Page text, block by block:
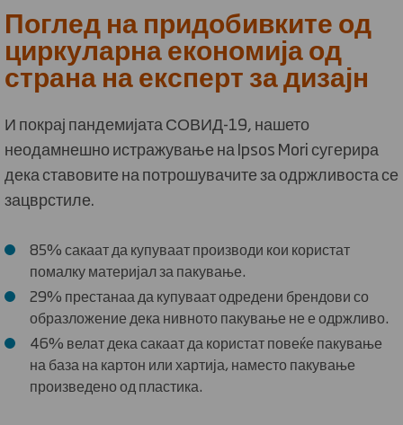
Поглед на придобивките од
циркуларна економија од
страна на експерт за дизајн
И покрај пандемијата СОВИД-19, нашето
неодамнешно истражување на Ipsos Mori сугерира
дека ставовите на потрошувачите за одржливоста се
зацврстиле.
85% сакаат да купуваат производи кои користат
помалку материјал за пакување.
29% престанаа да купуваат одредени брендови со
образложение дека нивното пакување не е одржливо.
46% велат дека сакаат да користат повеќе пакување
на база на картон или хартија, наместо пакување
произведено од пластика.